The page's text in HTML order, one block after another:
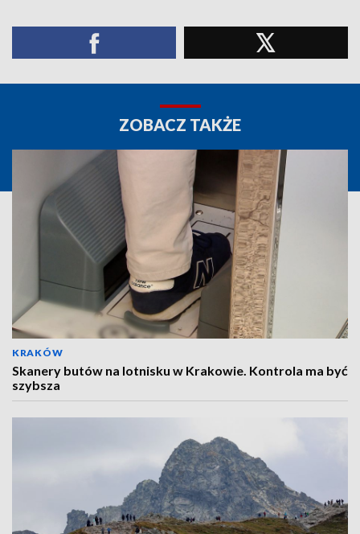
ZOBACZ TAKŻE
KRAKÓW
Skanery butów na lotnisku w Krakowie. Kontrola ma być
szybsza